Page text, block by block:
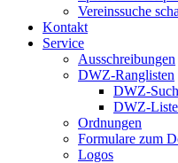
Vereinssuche
Kontakt
Service
Ausschreibungen
DWZ-Ranglisten
DWZ-
DWZ-
Ordnungen
Formulare zum
Logos